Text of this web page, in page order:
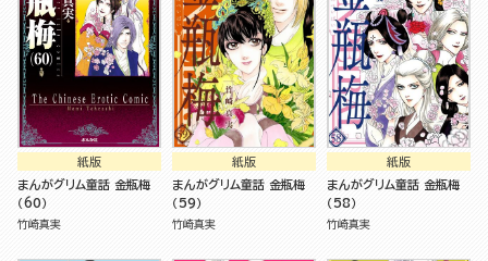
紙版
まんがグリム童話 金瓶梅
（60）
竹崎真実
紙版
まんがグリム童話 金瓶梅
（59）
竹崎真実
紙版
まんがグリム童話 金瓶梅
（58）
竹崎真実